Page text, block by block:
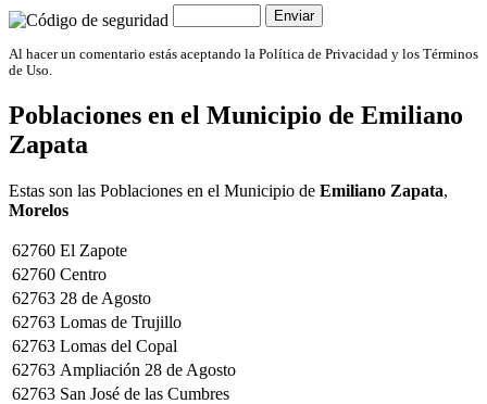
Al hacer un comentario estás aceptando la Política de Privacidad y los Términos
de Uso.
Poblaciones en el Municipio de Emiliano
Zapata
Estas son las Poblaciones en el Municipio de Emiliano Zapata,
Morelos
62760 El Zapote
62760 Centro
62763 28 de Agosto
62763 Lomas de Trujillo
62763 Lomas del Copal
62763 Ampliación 28 de Agosto
62763 San José de las Cumbres